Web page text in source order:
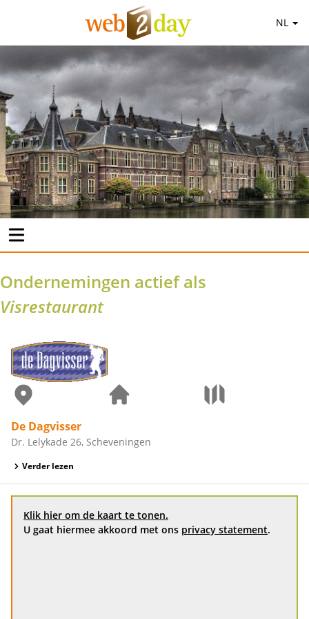
NL
Ondernemingen actief als
Visrestaurant
De Dagvisser
Dr. Lelykade 26, Scheveningen
Verder lezen
Klik hier om de kaart te tonen.
U gaat hiermee akkoord met ons privacy statement.